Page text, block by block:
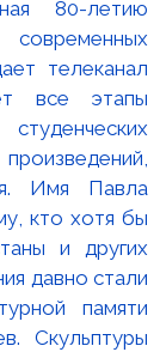
80-летию
телеканал
все этапы
Имя Павла
кто хотя бы
и других
давно стали
памяти
Скульптуры